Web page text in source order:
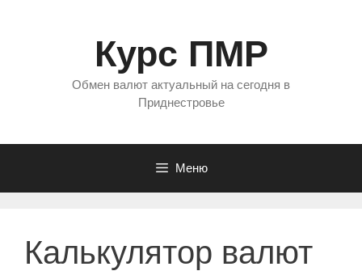
Курс ПМР
Обмен валют актуальный на сегодня в
Приднестровье
Меню
Калькулятор валют